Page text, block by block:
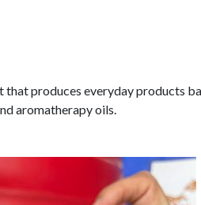
produces everyday products
aromatherapy oils.